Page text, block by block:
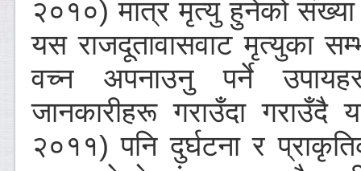
२०१०) मात्र मृत्यु हुनेको
यस राजदूतावासवाट मृत्युका
वच्न अपनाउनु पर्ने
जानकारीहरू गराउँदा गराउँदै
२०११) पनि दुर्घटना र